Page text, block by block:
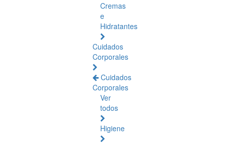
Cremas
e
Hidratantes
Cuidados
Corporales
Cuidados
Corporales
Ver
todos
Higiene